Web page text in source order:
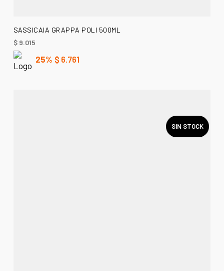
AÑADIR AL CARRITO
SASSICAIA GRAPPA POLI 500ML
$9.015
25% $ 6.761
SIN STOCK